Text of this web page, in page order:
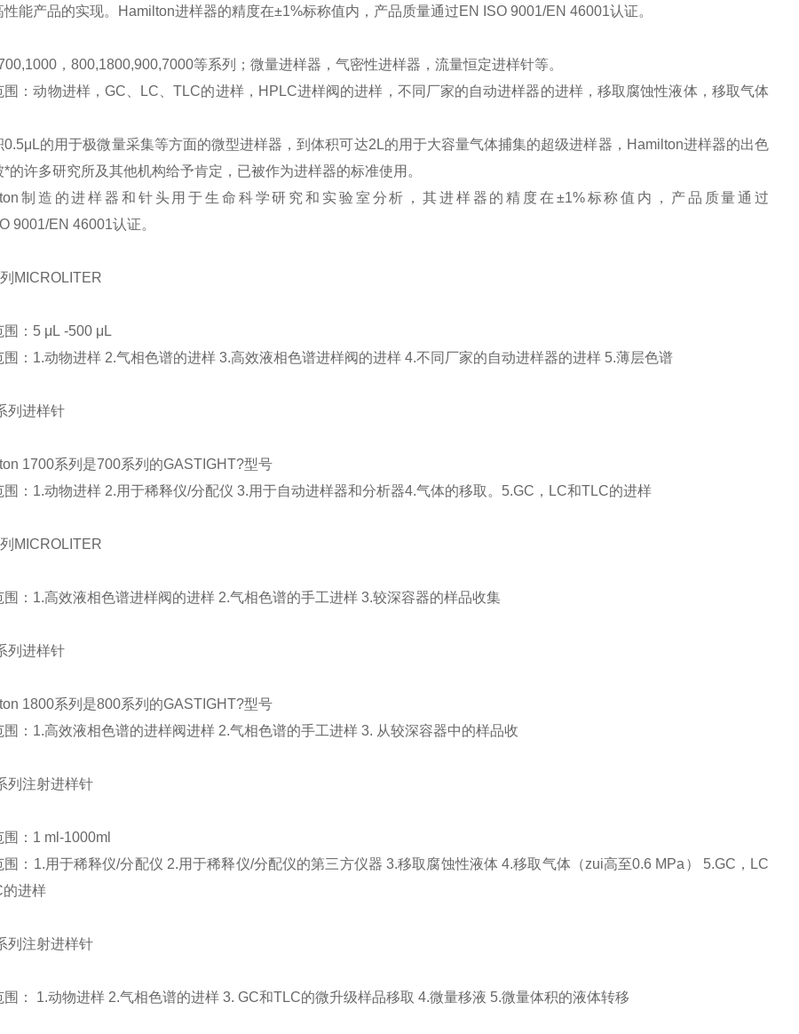
性能产品的实现。Hamilton进样器的精度在±1%标称值内，产品质量通过EN ISO 9001/EN 46001认证。
， 800,1800,900,7000等系列；微量进样器，气密性进样器，流量恒定进样针等。
围：动物进样， GC LC 、TLC的进样， HPLC进样阀的进样，不同厂家的自动进样器的进样，移取腐蚀性液体，移取气体
0.5μ L的用于极微量采集等方面的微型进样器，到体积可达2L的用于大容量气体捕集的超级进样器，Hamilton进样器的出色
*的许多研究所及其他机构给予肯定，已被作为进样器的标准使用。
制造的进样器和针头用于生命科学研究和实验室分析，其进样器的精度在 ±1%标称值内
，产品质量通过
9001/EN 46001认证。
MICROLITER
： 5 μ L -500 μ L
： 1.动物进样 2.气相色谱的进样 3.高效液相色谱进样阀的进样 4.不同厂家的自动进样器的进样 5.薄层色谱
列进样针
1700系列是700系列的GASTIGHT?型号
： 1.动物进样 2.用于稀释仪/分配仪 3.用于自动进样器和分析器4.气体的移取。 5.GC ， LC和TLC的进样
MICROLITER
： 1.高效液相色谱进样阀的进样 2.气相色谱的手工进样 3.较深容器的样品收集
列进样针
1800系列是800系列的GASTIGHT?型号
： 1.高效液相色谱的进样阀进样 2.气相色谱的手工进样 3. 从较深容器中的样品收
列注射进样针
： 1 ml-1000ml
： 1.用于稀释仪/分配仪 2.用于稀释仪/分配仪的第三方仪器3.移取腐蚀性液体4.移取气体（zui高至0.6 MPa） 5.GC ， LC
的进样
列注射进样针
： 1.动物进样 2.气相色谱的进样 3. GC和TLC的微升级样品移取 4.微量移液 5.微量体积的液体转移